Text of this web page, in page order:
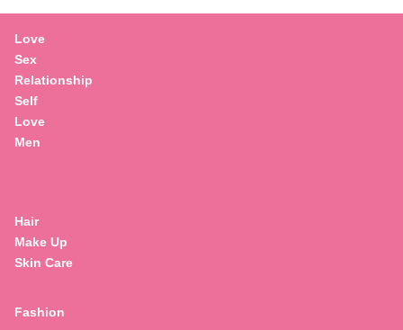
Love
Sex
Relationship
Self
Love
Men
Hair
Make Up
Skin Care
Fashion